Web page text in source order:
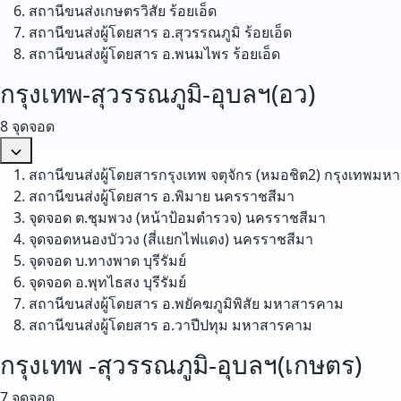
สถานีขนส่งเกษตรวิสัย ร้อยเอ็ด
สถานีขนส่งผู้โดยสาร อ.สุวรรณภูมิ ร้อยเอ็ด
สถานีขนส่งผู้โดยสาร อ.พนมไพร ร้อยเอ็ด
กรุงเทพ-สุวรรณภูมิ-อุบลฯ(อว)
8 จุดจอด
สถานีขนส่งผู้โดยสารกรุงเทพ จตุจักร (หมอชิต2) กรุงเทพมห
สถานีขนส่งผู้โดยสาร อ.พิมาย นครราชสีมา
จุดจอด ต.ชุมพวง (หน้าป้อมตำรวจ) นครราชสีมา
จุดจอดหนองบัววง (สี่แยกไฟแดง) นครราชสีมา
จุดจอด บ.ทางพาดบุรีรัมย์
จุดจอด อ.พุทไธสง บุรีรัมย์
สถานีขนส่งผู้โดยสาร อ.พยัคฆภูมิพิสัย มหาสารคาม
สถานีขนส่งผู้โดยสาร อ.วาปีปทุม มหาสารคาม
กรุงเทพ -สุวรรณภูมิ-อุบลฯ(เกษตร)